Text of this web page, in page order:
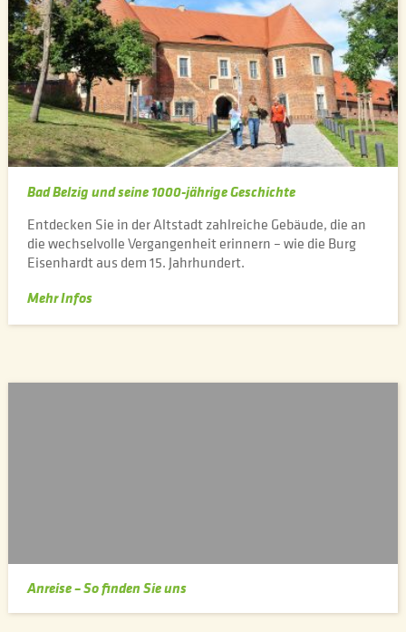
Bad Belzig und seine 1000-jährige Geschichte
Entdecken Sie in der Altstadt zahlreiche Gebäude, die an
die wechselvolle Vergangenheit erinnern – wie die Burg
Eisenhardt aus dem 15. Jahrhundert.
Mehr Infos
Anreise – So finden Sie uns